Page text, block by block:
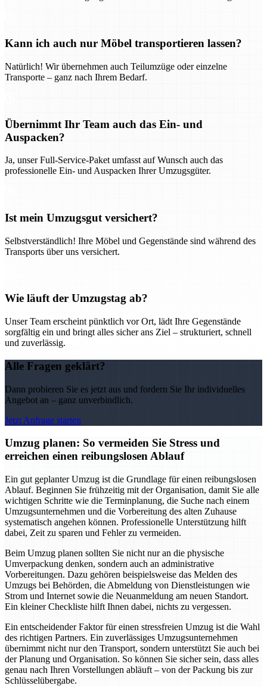
Kann ich auch nur Möbel transportieren lassen?
Natürlich! Wir übernehmen auch Teilumzüge oder einzelne
Transporte – ganz nach Ihrem Bedarf.
Übernimmt Ihr Team auch das Ein- und
Auspacken?
Ja, unser Full-Service-Paket umfasst auf Wunsch auch das
professionelle Ein- und Auspacken Ihrer Umzugsgüter.
Ist mein Umzugsgut versichert?
Selbstverständlich! Ihre Möbel und Gegenstände sind während des
Transports über uns versichert.
Wie läuft der Umzugstag ab?
Unser Team erscheint pünktlich vor Ort, lädt Ihre Gegenstände
sorgfältig ein und bringt alles sicher ans Ziel – strukturiert, schnell
und zuverlässig.
Alle Fragen geklärt?
Dann probieren Sie es jetzt aus und fordern Sie Ihr individuelles
Angebot an – ganz unverbindlich.
Jetzt Anfrage starten
Umzug planen: So vermeiden Sie Stress und
erreichen einen reibungslosen Ablauf
Ein gut geplanter Umzug ist die Grundlage für einen reibungslosen
Ablauf. Beginnen Sie frühzeitig mit der Organisation, damit Sie alle
wichtigen Schritte wie die Terminplanung, die Suche nach einem
Umzugsunternehmen und die Vorbereitung des alten Zuhause
systematisch angehen können. Professionelle Unterstützung hilft
dabei, Zeit zu sparen und Fehler zu vermeiden.
Beim Umzug planen sollten Sie nicht nur an die physische
Umverpackung denken, sondern auch an administrative
Vorbereitungen. Dazu gehören beispielsweise das Melden des
Umzugs bei Behörden, die Abmeldung von Dienstleistungen wie
Strom und Internet sowie die Neuanmeldung am neuen Standort.
Ein kleiner Checkliste hilft Ihnen dabei, nichts zu vergessen.
Ein entscheidender Faktor für einen stressfreien Umzug ist die Wahl
des richtigen Partners. Ein zuverlässiges Umzugsunternehmen
übernimmt nicht nur den Transport, sondern unterstützt Sie auch bei
der Planung und Organisation. So können Sie sicher sein, dass alles
genau nach Ihren Vorstellungen abläuft – von der Packung bis zur
Schlüsselübergabe.